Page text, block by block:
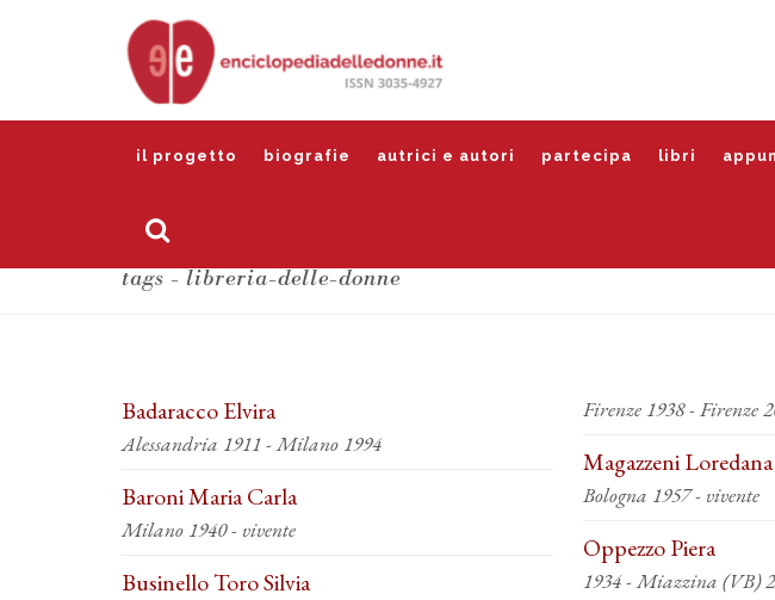
il progetto biografie autrici e autori partecipa libri
tags - libreria-delle-donne
Badaracco Elvira
Alessandria 1911 - Milano 1994
Baroni Maria Carla
Milano 1940 - vivente
Businello Toro Silvia
Firenze 1938 - Firenze
Magazzeni Loredana
Bologna 1957 - vivente
Oppezzo Piera
1934 - Miazzina (VB)